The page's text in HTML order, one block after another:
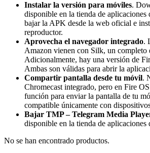
Instalar la versión para móviles.
disponible en la tienda de aplicaciones
bajar la APK desde la web oficial e
reproductor.
Aprovecha el navegador integrado.
Amazon vienen con Silk, un completo
Adicionalmente, hay una versión de
Ambas son válidas para abrir la
Compartir pantalla desde tu móvil.
Chromecast integrado, pero en Fire
función para enviar la pantalla de tu
compatible únicamente con
Bajar TMP – Telegram Media
disponible en la tienda de aplicaciones
No se han encontrado productos.